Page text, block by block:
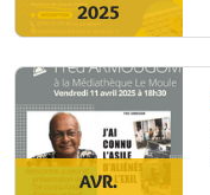
2025
AVR.